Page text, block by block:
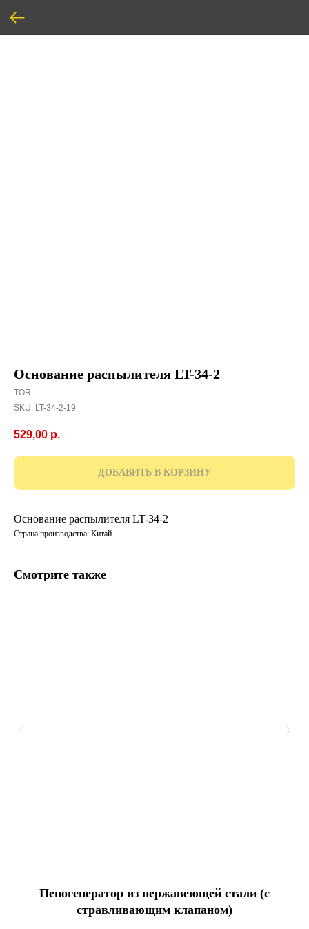
Основание распылителя LT-34-2
TOR
SKU: LT-34-2-19
529,00 р.
ДОБАВИТЬ В КОРЗИНУ
Основание распылителя LT-34-2
Страна производства: Китай
Смотрите также
Пеногенератор из нержавеющей стали (с
стравливающим клапаном)